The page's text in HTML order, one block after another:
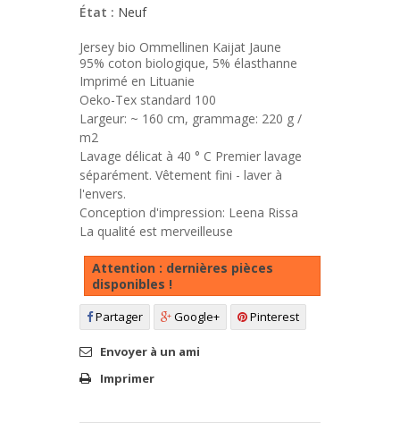
État : Neuf
Jersey bio Ommellinen Kaijat Jaune
95% coton biologique, 5% élasthanne
Imprimé en Lituanie
Oeko-Tex standard 100
Largeur: ~ 160 cm, grammage: 220 g /
m2
Lavage délicat à 40 ° C Premier lavage
séparément. Vêtement fini - laver à
l'envers.
Conception d'impression: Leena Rissa
La qualité est merveilleuse
Attention : dernières pièces
disponibles !
Partager Google+ Pinterest
Envoyer à un ami
Imprimer